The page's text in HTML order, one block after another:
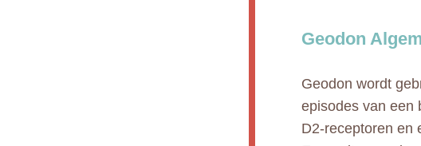
Geodon
Geodon wordt
episodes van een
D2-receptoren en